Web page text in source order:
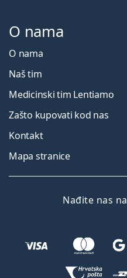
O nama
O nama
Naš tim
Medicinski tim Lentiamo
Zašto kupovati kod nas
Kontakt
Mapa stranice
Nađite nas na